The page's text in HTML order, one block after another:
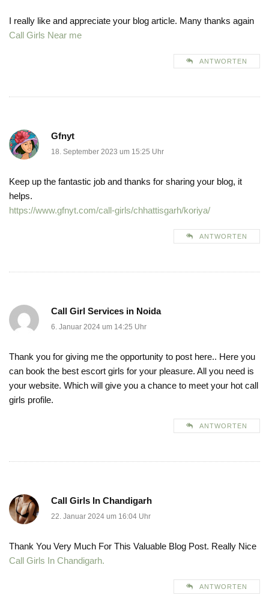
I really like and appreciate your blog article. Many thanks again
Call Girls Near me
ANTWORTEN
Gfnyt
18. September 2023 um 15:25 Uhr
Keep up the fantastic job and thanks for sharing your blog, it
helps.
https://www.gfnyt.com/call-girls/chhattisgarh/koriya/
ANTWORTEN
Call Girl Services in Noida
6. Januar 2024 um 14:25 Uhr
Thank you for giving me the opportunity to post here.. Here you
can book the best escort girls for your pleasure. All you need is
your website. Which will give you a chance to meet your hot call
girls profile.
ANTWORTEN
Call Girls In Chandigarh
22. Januar 2024 um 16:04 Uhr
Thank You Very Much For This Valuable Blog Post. Really Nice
Call Girls In Chandigarh.
ANTWORTEN